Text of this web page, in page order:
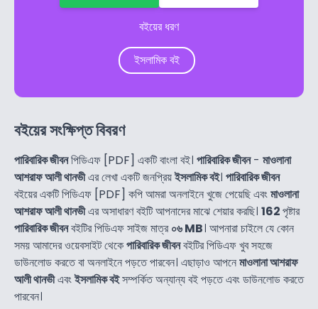
বইয়ের ধরণ
ইসলামিক বই
বইয়ের সংক্ষিপ্ত বিবরণ
পারিবারিক জীবনপিডিএফ [PDF] একটি বাংলা বই। পারিবারিক জীবন- মাওলানা
আশরাফ আলী থানভীএর লেখা একটি জনপ্রিয়ইসলামিক বই। পারিবারিক জীবন
বইয়ের একটি পিডিএফ [PDF] কপি আমরা অনলাইনে খুজে পেয়েছি এবংমাওলানা
আশরাফ আলী থানভীএর অসাধারণ বইটি আপনাদের মাঝে শেয়ার করছি। 162পৃষ্টার
পারিবারিক জীবনবইটির পিডিএফ সাইজ মাত্র০৬ MB। আপনারা চাইলে যে কোন
সময় আমাদের ওয়েবসাইট থেকেপারিবারিক জীবনবইটির পিডিএফ খুব সহজে
ডাউনলোড করতে বা অনলাইনে পড়তে পারবেন। এছাড়াও আপনেমাওলানা আশরাফ
আলী থানভীএবংইসলামিক বইসম্পর্কিত অন্যান্য বই পড়তে এবং ডাউনলোড করতে
পারবেন।